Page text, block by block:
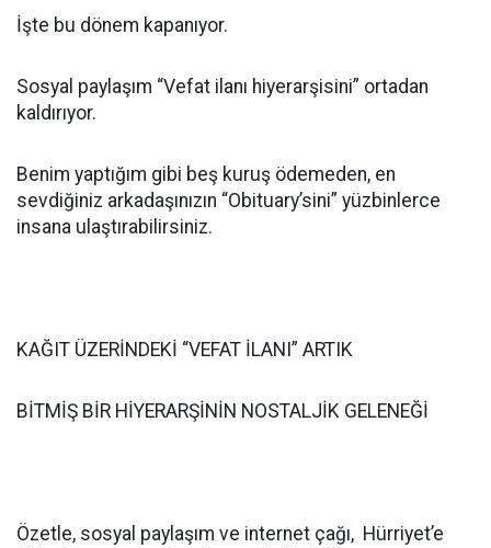
İşte bu dönem kapanıyor.
Sosyal paylaşım “Vefat ilanı hiyerarşisini” ortadan
kaldırıyor.
Benim yaptığım gibi beş kuruş ödemeden, en
sevdiğiniz arkadaşınızın “Obituary’sini” yüzbinlerce
insana ulaştırabilirsiniz.
KAĞIT ÜZERİNDEKİ “VEFAT İLANI” ARTIK
BİTMİŞ BİR HİYERARŞİNİN NOSTALJİK GELENEĞİ
Özetle, sosyal paylaşım ve internet çağı, Hürriyet’e